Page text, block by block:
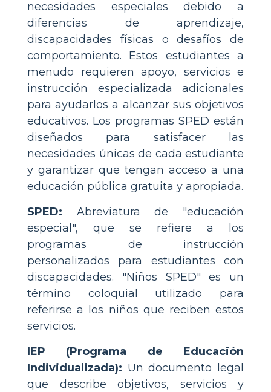
necesidades especiales debido a
diferencias de aprendizaje,
discapacidades físicas o desafíos de
comportamiento. Estos estudiantes a
menudo requieren apoyo, servicios e
instrucción especializada adicionales
para ayudarlos a alcanzar sus objetivos
educativos. Los programas SPED están
diseñados para satisfacer las
necesidades únicas de cada estudiante
y garantizar que tengan acceso a una
educación pública gratuita y apropiada.
SPED: Abreviatura de "educación
especial", que se refiere a los
programas de instrucción
personalizados para estudiantes con
discapacidades. "Niños SPED" es un
término coloquial utilizado para
referirse a los niños que reciben estos
servicios.
IEP (Programa de Educación
Individualizada): Un documento legal
que describe objetivos, servicios y